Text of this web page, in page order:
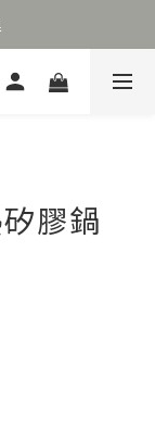
膠鍋